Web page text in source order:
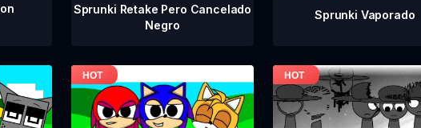
Sprunki Retake Pero Cancelado
Negro
Sprunki Vaporado